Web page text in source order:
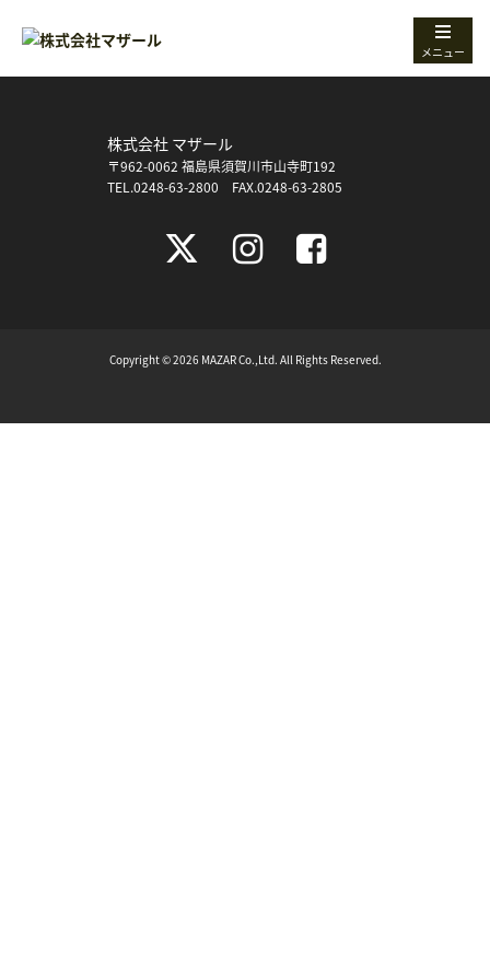
メニュー
株式会社 マザール
〒962-0062 福島県須賀川市山寺町192
TEL.0248-63-2800 FAX.0248-63-2805
Copyright © 2026 MAZAR Co.,Ltd. All Rights Reserved.